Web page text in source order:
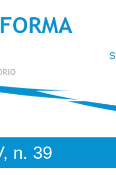
n. 39